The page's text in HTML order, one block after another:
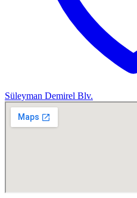
Süleyman Demirel Blv.